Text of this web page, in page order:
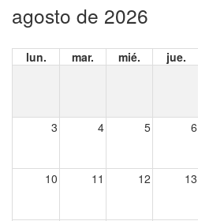
agosto de 2026
lun. mar. mié. jue.
3 4 5 6
10 11 12 13